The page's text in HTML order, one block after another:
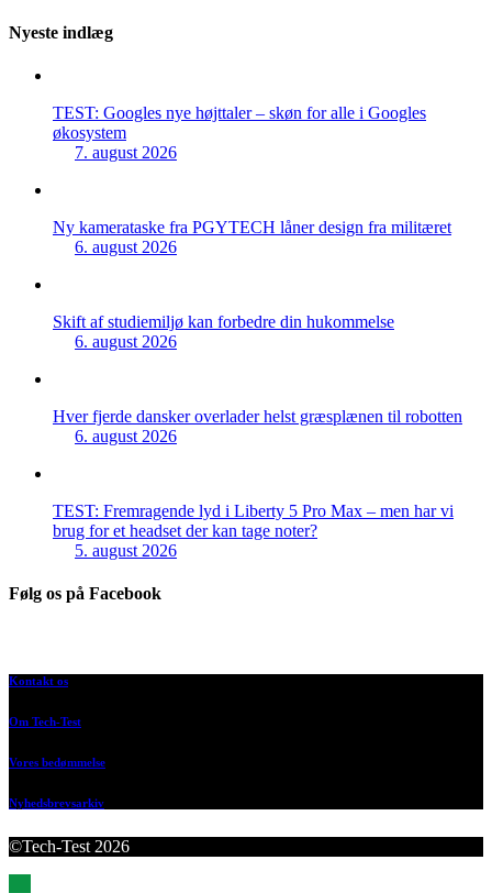
Nyeste indlæg
TEST: Googles nye højttaler – skøn for alle i Googles
økosystem
7. august 2026
Ny kamerataske fra PGYTECH låner design fra militæret
6. august 2026
Skift af studiemiljø kan forbedre din hukommelse
6. august 2026
Hver fjerde dansker overlader helst græsplænen til robotten
6. august 2026
TEST: Fremragende lyd i Liberty 5 Pro Max – men har vi
brug for et headset der kan tage noter?
5. august 2026
Følg os på Facebook
Kontakt os
Om Tech-Test
Vores bedømmelse
Nyhedsbrevsarkiv
©Tech-Test 2026